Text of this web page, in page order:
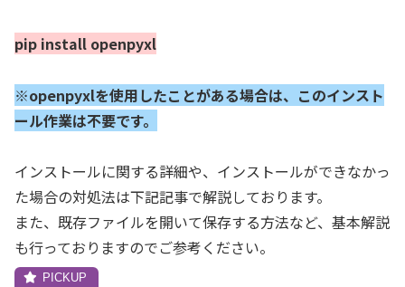
pip install openpyxl
※openpyxlを使用したことがある場合は、このインスト
ール作業は不要です。
インストールに関する詳細や、インストールができなかっ
た場合の対処法は下記記事で解説しております。
また、既存ファイルを開いて保存する方法など、基本解説
も行っておりますのでご参考ください。